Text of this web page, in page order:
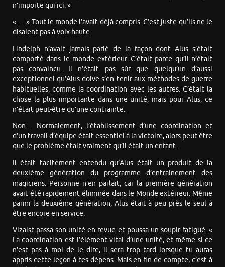
n’importe qui ici. »
« … » Tout le monde l’avait déjà compris. C’est juste qu’ils ne le
disaient pas à voix haute.
Lindelph n’avait jamais parlé de la façon dont Alus s’était
comporté dans le monde extérieur. C’était parce qu’il n’était
pas convaincu. Il n’était pas sûr que quelqu’un d’aussi
exceptionnel qu’Alus doive s’en tenir aux méthodes de guerre
habituelles, comme la coordination avec les autres. C’était la
chose la plus importante dans une unité, mais pour Alus, ce
n’était peut-être qu’une contrainte.
Non… Normalement, l’établissement d’une coordination et
d’un travail d’équipe était essentiel à la victoire, alors peut-être
que le problème était vraiment qu’il était un enfant.
Il était tacitement entendu qu’Alus était un produit de la
deuxième génération du programme d’entraînement des
magiciens. Personne n’en parlait, car la première génération
avait été rapidement éliminée dans le Monde extérieur. Même
parmi la deuxième génération, Alus était à peu près le seul à
être encore en service.
Vizaist passa son unité en revue et poussa un soupir fatigué. «
La coordination est l’élément vital d’une unité, et même si ce
n’est pas à moi de le dire, il sera trop tard lorsque tu auras
appris cette leçon à tes dépens. Mais en fin de compte, c’est à